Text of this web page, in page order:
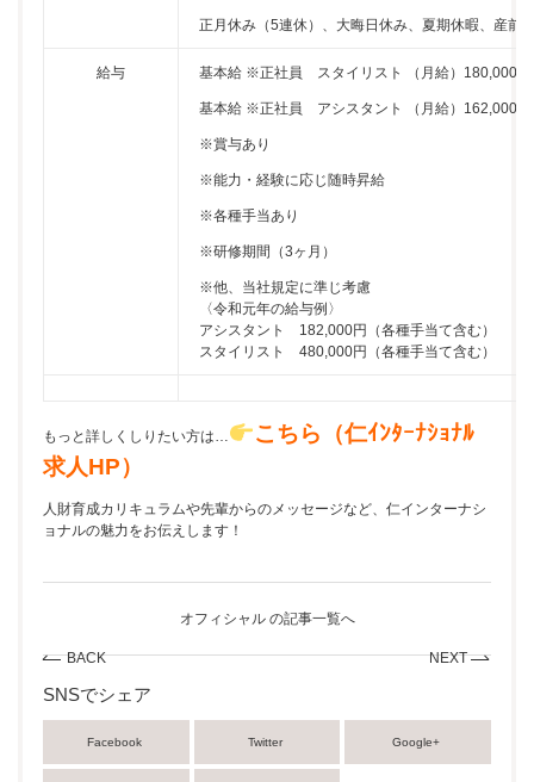
正月休み（5連休）、大晦日休み、夏期休暇、産前
給与 基本給 ※正社員 スタイリスト （月給）180,000円
基本給 ※正社員 アシスタント （月給）162,000円
※賞与あり
※能力・経験に応じ随時昇給
※各種手当あり
※研修期間（3ヶ月）
※他、当社規定に準じ考慮
〈令和元年の給与例〉
アシスタント 182,000円（各種手当て含む）
スタイリスト 480,000円（各種手当て含む）
もっと詳しくしりたい方は…
こちら（仁ｲﾝﾀｰﾅｼｮﾅﾙ
求人HP）
人財育成カリキュラムや先輩からのメッセージなど、仁インターナシ
ョナルの魅力をお伝えします！
BACK
オフィシャル の記事一覧へ
NEXT
SNSでシェア
Facebook Twitter Google+